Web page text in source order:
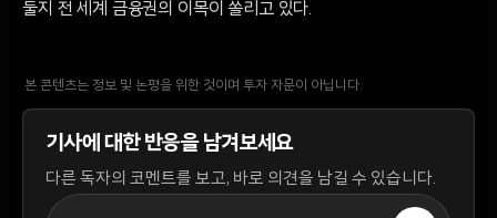
둘지 전 세계 금융권의 이목이 쏠리고 있다.
본 콘텐츠는 정보 및 논평을 위한 것이며 투자 자문이 아닙니다.
기사에 대한 반응을 남겨보세요
다른 독자의 코멘트를 보고, 바로 의견을 남길 수 있습니다.